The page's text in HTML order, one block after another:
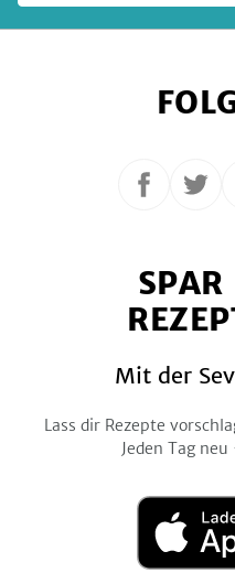
Folge
Facebook
Folge
Mit der
Lass dir Rezepte
Jeden Tag
Laden
im
App